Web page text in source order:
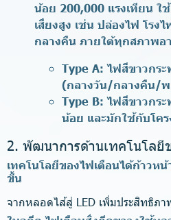
น้อย 200,000 แรงเทียน ใ
เสี่ยงสูง เช่น ปล่องไฟ โรง
กลางคืน ภายใต้ทุกสภาพอ
Type A: ไฟสีขาวกร
(กลางวัน/กลางคืน/
Type B: ไฟสีขาวกร
น้อย และมักใช้กับโค
2. พัฒนาการด้านเทคโนโลยี
เทคโนโลยีของไฟเตือนได้ก้าวห
ขึ้น
จากหลอดไส้สู่ LED เพิ่มประสิทธิภา